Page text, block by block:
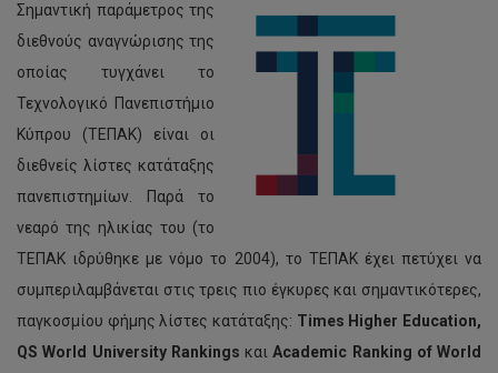
Προκηρύξεις Τμημάτων
Υπεύθυνη Δήλωση
Κατηγορίες Προσωπικού
Αποτελέσματα Γραπτών Εξετάσεων/Μοριοδοτήσεων για
θέσεις Διοικητικού Προσωπικού
Προκηρύξεις Θέσεων Συντονιστικού Κέντρου EUt+
Σημαντική παράμετρος της
διεθνούς αναγνώρισης της
οποίας τυγχάνει το
Τεχνολογικό Πανεπιστήμιο
Κύπρου (ΤΕΠΑΚ) είναι οι
διεθνείς λίστες κατάταξης
πανεπιστημίων. Παρά το
νεαρό της ηλικίας του (το
ΤΕΠΑΚ ιδρύθηκε με νόμο το 2004), το ΤΕΠΑΚ έχει πετύχει να
συμπεριλαμβάνεται στις τρεις πιο έγκυρες και σημαντικότερες,
παγκοσμίου φήμης λίστες κατάταξης: Times Higher Education,
QSWorld University Rankings καιAcademic Ranking of World